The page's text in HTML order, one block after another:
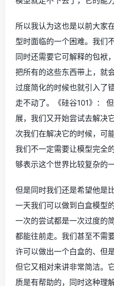
所以我认为这也是以前大家
型时面临的一个困难。我们
同时还需要它可解释的包袱
把所有的这些东西带上，就
过度简化的时候也就引入了
走不动了。《硅谷101》：
展，我们又开始尝试去解决
次我们在解决它的时候，可
我们不一定需要让模型完全
够表示这个世界比较复杂的一
但是同时我们还是希望他是
一天我们可以做到白盒模型
一次的尝试都是一次过度的
都能往前走。我们甚至不需
许可以做出一个白盒的、但
但它又相对来讲非常简洁。
质是有帮助的，同时这种理